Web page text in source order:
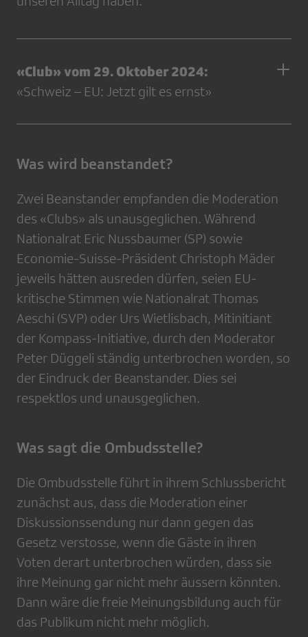
«Club» vom 29. Oktober 2024:
«Schweiz – EU: Jetzt gilt es ernst»
Was wird beanstandet?
Zwei Beanstander empfanden die Moderation
des «Clubs» als unausgeglichen. Während
Nationalrat Eric Nussbaumer (SP) sowie
Economie-Suisse-Präsident Christoph Mäder
jeweils hätten ausreden dürfen, seien EU-
kritische Stimmen wie Nationalrat Thomas
Aeschi (SVP) oder Urs Wietlisbach, Mitinitiant
der Kompass-Initiative, durch den Moderator
Peter Düggeli ständig unterbrochen worden, so
der Eindruck der Beanstander. Dies sei
respektlos und unausgeglichen.
Was sagt die Ombudsstelle?
Die Ombudsstelle führt in ihrem Schlussbericht
zunächst aus, dass die Moderation einer
Diskussionssendung nur dann gegen das
Gesetz verstosse, wenn die Gäste in ihren
Voten derart unterbrochen würden, dass sie
ihre Meinung gar nicht mehr äussern könnten.
Dann wäre die freie Meinungsbildung auch für
das Publikum nicht mehr möglich.